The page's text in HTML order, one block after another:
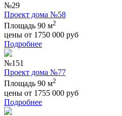
№29
Проект дома №58
Площадь 90 м2
цены от 1750 000 руб
Подробнее
№151
Проект дома №77
Площадь 90 м2
цены от 1755 000 руб
Подробнее